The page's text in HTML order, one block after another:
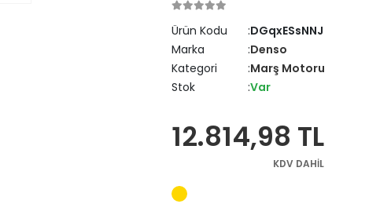
Ürün Kodu
DGqxESsNNJ
Marka
Denso
Kategori
Marş Motoru
Stok
Var
12.814,98 TL
KDV DAHİL